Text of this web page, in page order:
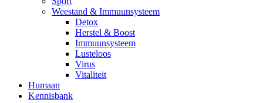
Weestand & Immuunsysteem
Detox
Herstel & Boost
Immuunsysteem
Lusteloos
Virus
Vitaliteit
Humaan
Kennisbank